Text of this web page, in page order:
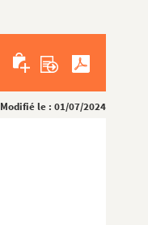
Modifié le : 01/07/2024